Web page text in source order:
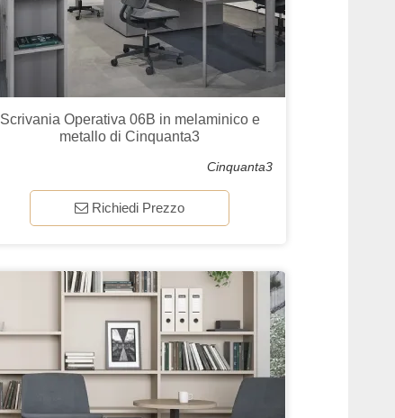
Scrivania Operativa 06B in melaminico e
metallo di Cinquanta3
Cinquanta3
Richiedi Prezzo